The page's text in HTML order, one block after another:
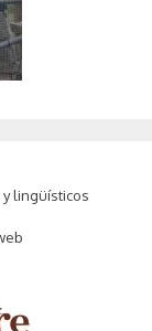
y lingüísticos